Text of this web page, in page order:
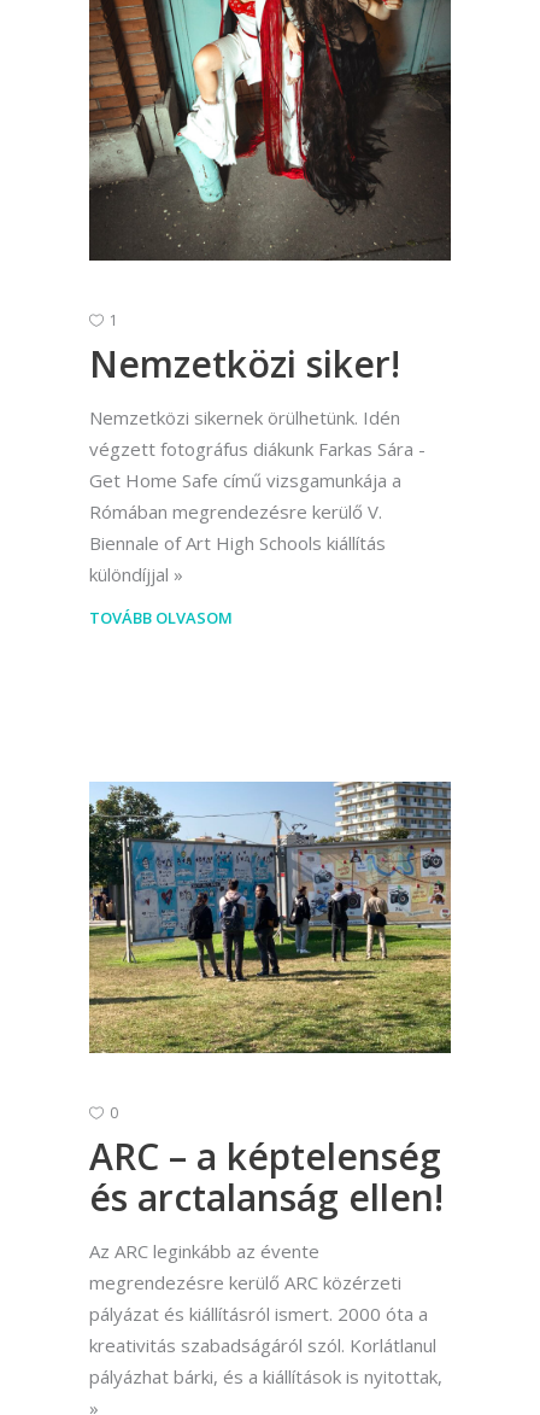
1
Nemzetközi siker!
Nemzetközi sikernek örülhetünk. Idén
végzett fotográfus diákunk Farkas Sára -
Get Home Safe című vizsgamunkája a
Rómában megrendezésre kerülő V.
Biennale of Art High Schools kiállítás
különdíjjal
TOVÁBB OLVASOM
0
ARC – a képtelenség
és arctalanság ellen!
Az ARC leginkább az évente
megrendezésre kerülő ARC közérzeti
pályázat és kiállításról ismert. 2000 óta a
kreativitás szabadságáról szól. Korlátlanul
pályázhat bárki, és a kiállítások is nyitottak,